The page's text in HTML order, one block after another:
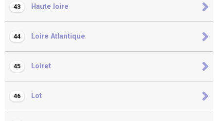
43 Haute loire
44 Loire Atlantique
45 Loiret
46 Lot